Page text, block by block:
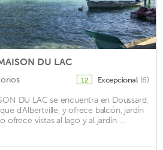
DU LAC
12 Excepcional (6)
DU LAC se encuentra en Doussard,
d'Albertville, y ofrece balcón, jardín
ofrece vistas al lago y al jardín. ...